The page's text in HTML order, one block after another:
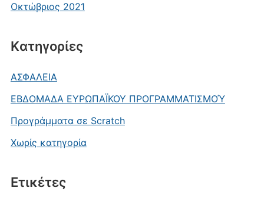
Οκτώβριος 2021
Kατηγορίες
ΑΣΦΑΛΕΙΑ
ΕΒΔΟΜΑΔΑ ΕΥΡΩΠΑΪΚΟΥ ΠΡΟΓΡΑΜΜΑΤΙΣΜΟΎ
Προγράμματα σε Scratch
Χωρίς κατηγορία
Ετικέτες